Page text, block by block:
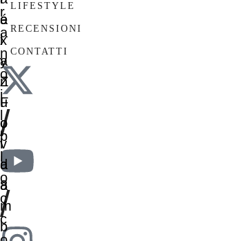
LIFESTYLE
RECENSIONI
CONTATTI
/
/